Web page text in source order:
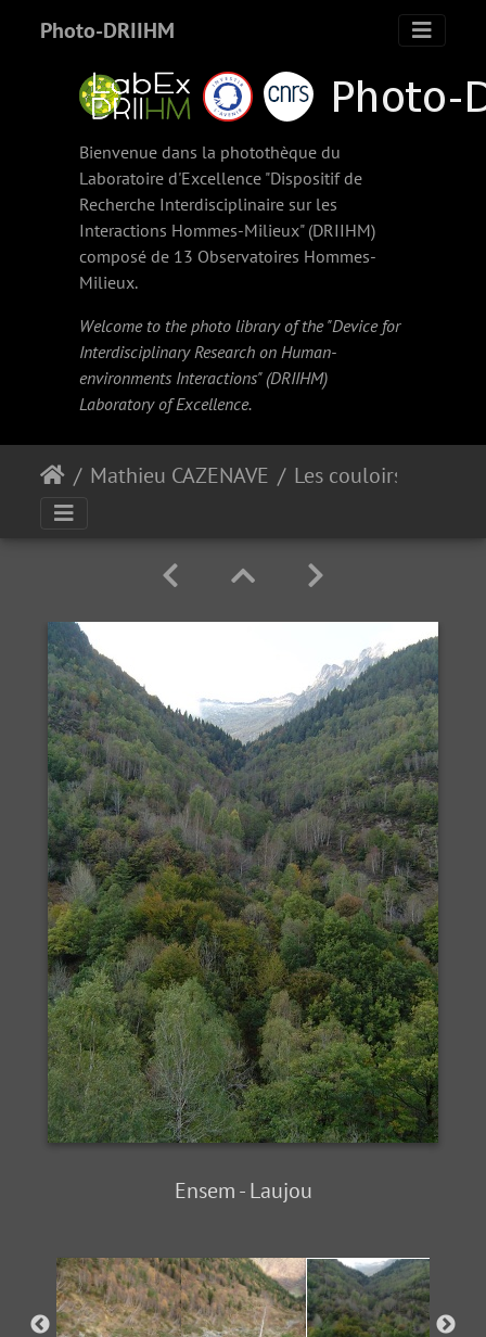
Photo-DRIIHM
Bienvenue dans la photothèque du
Laboratoire d'Excellence "Dispositif de
Recherche Interdisciplinaire sur les
Interactions Hommes-Milieux" (DRIIHM)
composé de 13 Observatoires Hommes-
Milieux.
Welcome to the photo library of the "Device for
Interdisciplinary Research on Human-
environments Interactions" (DRIIHM)
Laboratory of Excellence.
Mathieu CAZENAVE
Ensem - Laujou